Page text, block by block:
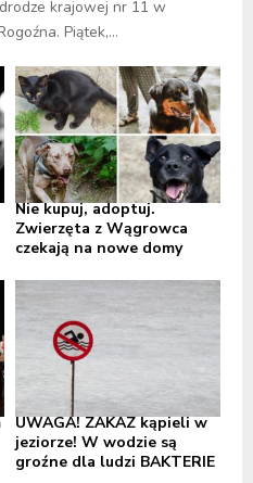
krajowej nr 11 w
Piątek,...
Nie kupuj, adoptuj.
Zwierzęta z Wągrowca
czekają na nowe domy
UWAGA! ZAKAZ kąpieli w
jeziorze! W wodzie są
groźne dla ludzi BAKTERIE